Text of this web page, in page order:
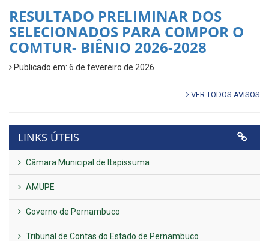
RESULTADO PRELIMINAR DOS
SELECIONADOS PARA COMPOR O
COMTUR- BIÊNIO 2026-2028
Publicado em: 6 de fevereiro de 2026
VER TODOS AVISOS
LINKS ÚTEIS
Câmara Municipal de Itapissuma
AMUPE
Governo de Pernambuco
Tribunal de Contas do Estado de Pernambuco